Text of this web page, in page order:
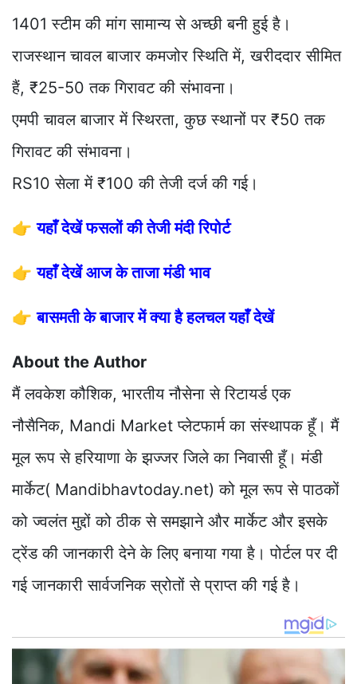
1401 स्टीम की मांग सामान्य से अच्छी बनी हुई है।
राजस्थान चावल बाजार कमजोर स्थिति में, खरीददार सीमित
हैं, ₹25-50 तक गिरावट की संभावना।
एमपी चावल बाजार में स्थिरता, कुछ स्थानों पर ₹50 तक
गिरावट की संभावना।
RS10 सेला में ₹100 की तेजी दर्ज की गई।
👉यहाँ देखें फसलों की तेजी मंदी रिपोर्ट
👉यहाँ देखें आज के ताजा मंडी भाव
👉बासमती के बाजार में क्या है हलचल यहाँ देखें
About the Author
मैं लवकेश कौशिक, भारतीय नौसेना से रिटायर्ड एक
नौसैनिक, Mandi Market प्लेटफार्म का संस्थापक हूँ। मैं
मूल रूप से हरियाणा के झज्जर जिले का निवासी हूँ। मंडी
मार्केट( Mandibhavtoday.net) को मूल रूप से पाठकों
को ज्वलंत मुद्दों को ठीक से समझाने और मार्केट और इसके
ट्रेंड की जानकारी देने के लिए बनाया गया है। पोर्टल पर दी
गई जानकारी सार्वजनिक स्रोतों से प्राप्त की गई है।